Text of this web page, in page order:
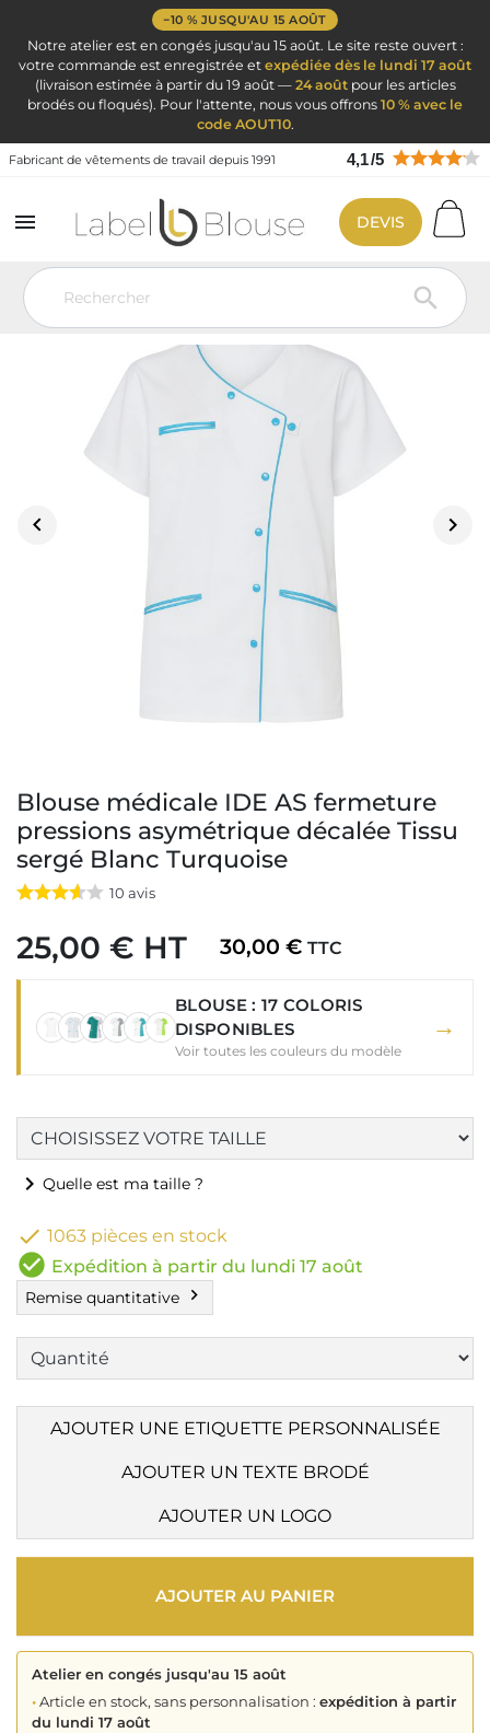
−10 % JUSQU'AU 15 AOÛT
Notre atelier est en congés jusqu'au 15 août. Le site reste ouvert :
votre commande est enregistrée et expédiée dès le lundi 17 août
(livraison estimée à partir du 19 août — 24 aoûtpour les articles
brodés ou floqués). Pour l'attente, nous vous offrons 10 % avec le
code AOUT10.
Fabricant de vêtements de travail depuis 1991 4,1/5


DEVIS
Vêtement de travail Blouse médicale
Blouse médicale couleur
 
Blouse médicale IDE AS fermeture
pressions asymétrique décalée Tissu
sergé Blanc Turquoise
10 avis
25,00 € HT 30,00 € TTC
BLOUSE : 17 COLORIS
DISPONIBLES
Voir toutes les couleurs du modèle
→
chevron_right Quelle est ma taille ?
 1063 pièces en stock
check_circle Expédition à partir du lundi 17 août
Remise quantitative chevron_right
AJOUTER UNE ETIQUETTE PERSONNALISÉE
AJOUTER UN TEXTE BRODÉ
AJOUTER UN LOGO
AJOUTER AU PANIER
Atelier en congés jusqu'au 15 août
•Article en stock, sans personnalisation : expédition à partir
du lundi 17 août